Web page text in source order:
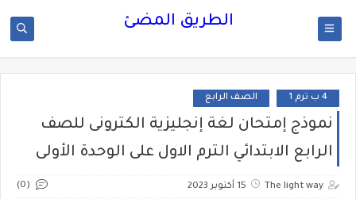
الطريق المضئ
4 ب ترم 1 الصف الرابع
نموذج إمتحان لغة إنجليزية الكترونى للصف
الرابع الابتدائي الترم الاول على الوحدة الأولى
The light way 15 أكتوبر 2023 (0)